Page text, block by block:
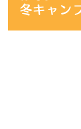
冬キャン